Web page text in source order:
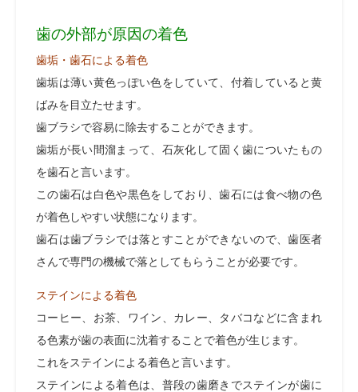
歯の外部が原因の着色
歯垢・歯石による着色
歯垢は薄い黄色っぽい色をしていて、付着していると黄
ばみを目立たせます。
歯ブラシで容易に除去することができます。
歯垢が長い間溜まって、石灰化して固く歯についたもの
を歯石と言います。
この歯石は白色や黒色をしており、歯石には食べ物の色
が着色しやすい状態になります。
歯石は歯ブラシでは落とすことができないので、歯医者
さんで専門の機械で落としてもらうことが必要です。
ステインによる着色
コーヒー、お茶、ワイン、カレー、タバコなどに含まれ
る色素が歯の表面に沈着することで着色が生じます。
これをステインによる着色と言います。
ステインによる着色は、普段の歯磨きでステインが歯に